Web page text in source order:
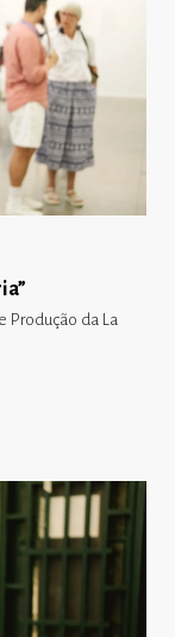
Produção da La